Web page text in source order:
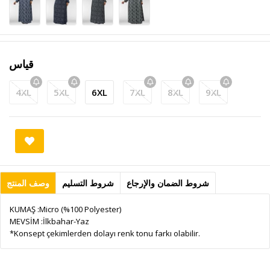
قياس
4XL 5XL 6XL 7XL 8XL 9XL
وصف المنتج شروط التسليم شروط الضمان والإرجاع
KUMAŞ :Micro (%100 Polyester)
MEVSİM :İlkbahar-Yaz
*Konsept çekimlerden dolayı renk tonu farkı olabilir.